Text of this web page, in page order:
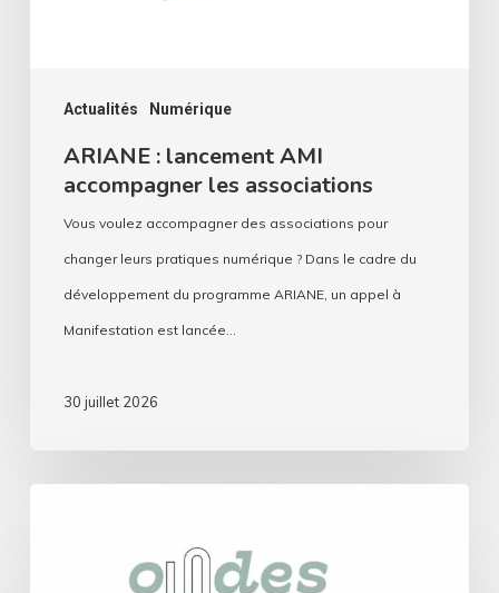
Actualités Numérique
ARIANE : lancement AMI
accompagner les associations
Vous voulez accompagner des associations pour
changer leurs pratiques numérique ? Dans le cadre du
développement du programme ARIANE, un appel à
Manifestation est lancée…
30 juillet 2026